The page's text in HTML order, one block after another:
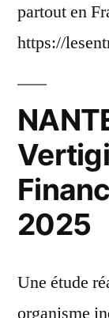
partout en
https://
2025
Une étude
organisme